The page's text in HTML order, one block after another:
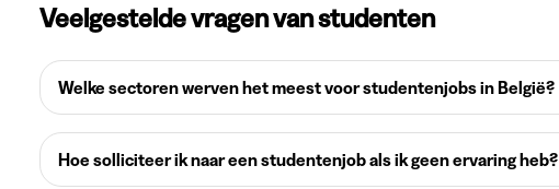
Veelgestelde vragen van studenten
Welke sectoren werven het meest voor studentenjobs in België?
Hoe solliciteer ik naar een studentenjob als ik geen ervaring heb?